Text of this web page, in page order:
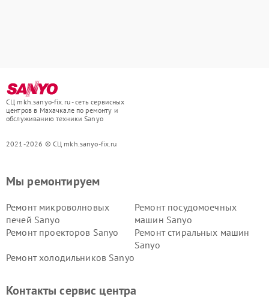
СЦ mkh.sanyo-fix.ru - сеть сервисных
центров в Махачкале по ремонту и
обслуживанию техники Sanyo
2021-2026 © СЦ mkh.sanyo-fix.ru
Мы ремонтируем
Ремонт микроволновых
печей Sanyo
Ремонт посудомоечных
машин Sanyo
Ремонт проекторов Sanyo
Ремонт стиральных машин
Sanyo
Ремонт холодильников Sanyo
Контакты сервис центра